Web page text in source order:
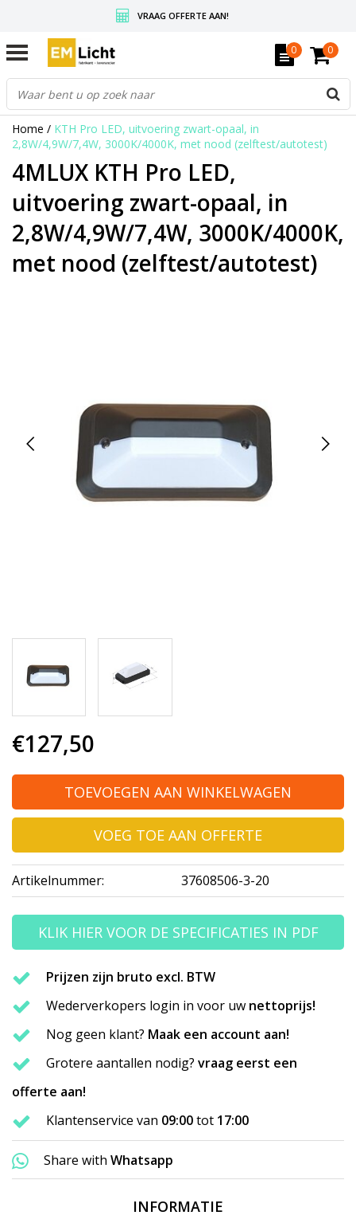
VRAAG OFFERTE AAN!
GRATIS VERZENDING BOVEN DE € 350,-
WEDERVERKOPERS KRIJGEN ALTIJD KORTING, INFORMEER!
0 0
Home / KTH Pro LED, uitvoering zwart-opaal, in
2,8W/4,9W/7,4W, 3000K/4000K, met nood (zelftest/autotest)
4MLUX KTH Pro LED,
uitvoering zwart-opaal, in
2,8W/4,9W/7,4W, 3000K/4000K,
met nood (zelftest/autotest)
€127,50
TOEVOEGEN AAN WINKELWAGEN
VOEG TOE AAN OFFERTE
Artikelnummer: 37608506-3-20
KLIK HIER VOOR DE SPECIFICATIES IN PDF
Prijzen zijn bruto excl. BTW
Wederverkopers login in voor uw nettoprijs!
Nog geen klant? Maak een account aan!
Grotere aantallen nodig? vraag eerst een
offerte aan!
Klantenservice van 09:00tot 17:00
Share with Whatsapp
INFORMATIE